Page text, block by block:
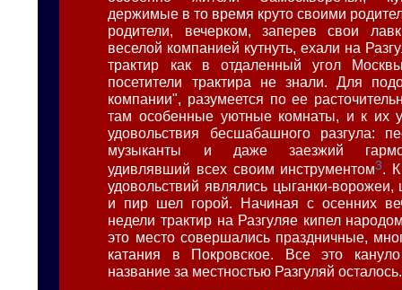
держимые в то время круто своими
родители, вечерком, заперев свои
веселой компанией кутнуть, ехали на
трактир как в отдаленный угол
посетители трактира не знали. Для
компании", разумеется по ее
там особенные уютные комнаты, и к их
удовольствия бесшабашного разгула:
музыканты и даже заезжий
удивлявший всех своим инструментом3.
удовольствий являлись цыганки-ворожеи,
и пир шел горой. Начиная с осенних
недели трактир на Разгуляе кипел
это место совершались праздничные,
катания в Покровское. Все это
название за местностью Разгуляй осталось.